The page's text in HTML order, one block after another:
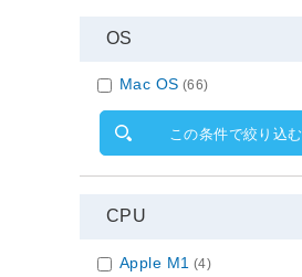
OS
Mac OS (66)
この条件で絞り込む
CPU
Apple M1 (4)